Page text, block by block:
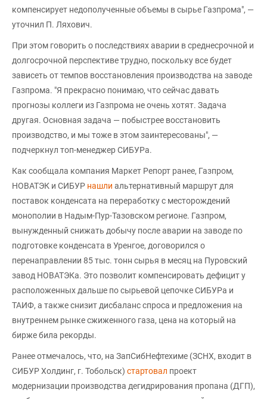
компенсирует недополученные объемы в сырье Газпрома", —
уточнил П. Ляхович.
При этом говорить о последствиях аварии в среднесрочной и
долгосрочной перспективе трудно, поскольку все будет
зависеть от темпов восстановления производства на заводе
Газпрома. "Я прекрасно понимаю, что сейчас давать
прогнозы коллеги из Газпрома не очень хотят. Задача
другая. Основная задача — побыстрее восстановить
производство, и мы тоже в этом заинтересованы", —
подчеркнул топ-менеджер СИБУРа.
Как сообщала компания Маркет Репорт ранее, Газпром,
НОВАТЭК и СИБУР нашли альтернативный маршрут для
поставок конденсата на переработку с месторождений
монополии в Надым-Пур-Тазовском регионе. Газпром,
вынужденный снижать добычу после аварии на заводе по
подготовке конденсата в Уренгое, договорился о
перенаправлении 85 тыс. тонн сырья в месяц на Пуровский
завод НОВАТЭКа. Это позволит компенсировать дефицит у
расположенных дальше по сырьевой цепочке СИБУРа и
ТАИФ, а также снизит дисбаланс спроса и предложения на
внутреннем рынке сжиженного газа, цена на который на
бирже била рекорды.
Ранее отмечалось, что, на ЗапСибНефтехиме (ЗСНХ, входит в
СИБУР Холдинг, г. Тобольск) стартовал проект
модернизации производства дегидрирования пропана (ДГП),